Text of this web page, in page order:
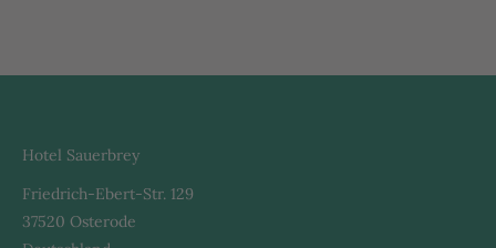
Hotel Sauerbrey
Friedrich-Ebert-Str. 129
37520 Osterode